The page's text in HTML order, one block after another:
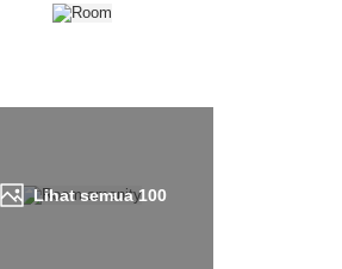
Lihat semua100